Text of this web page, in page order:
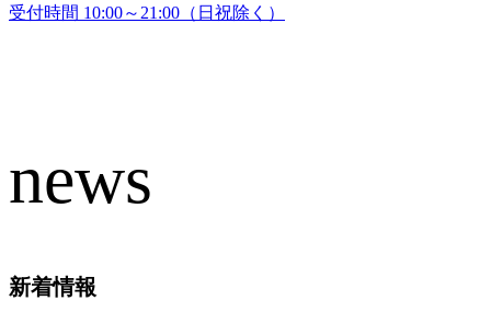
受付時間 10:00～21:00（日祝除く）
news
新着情報